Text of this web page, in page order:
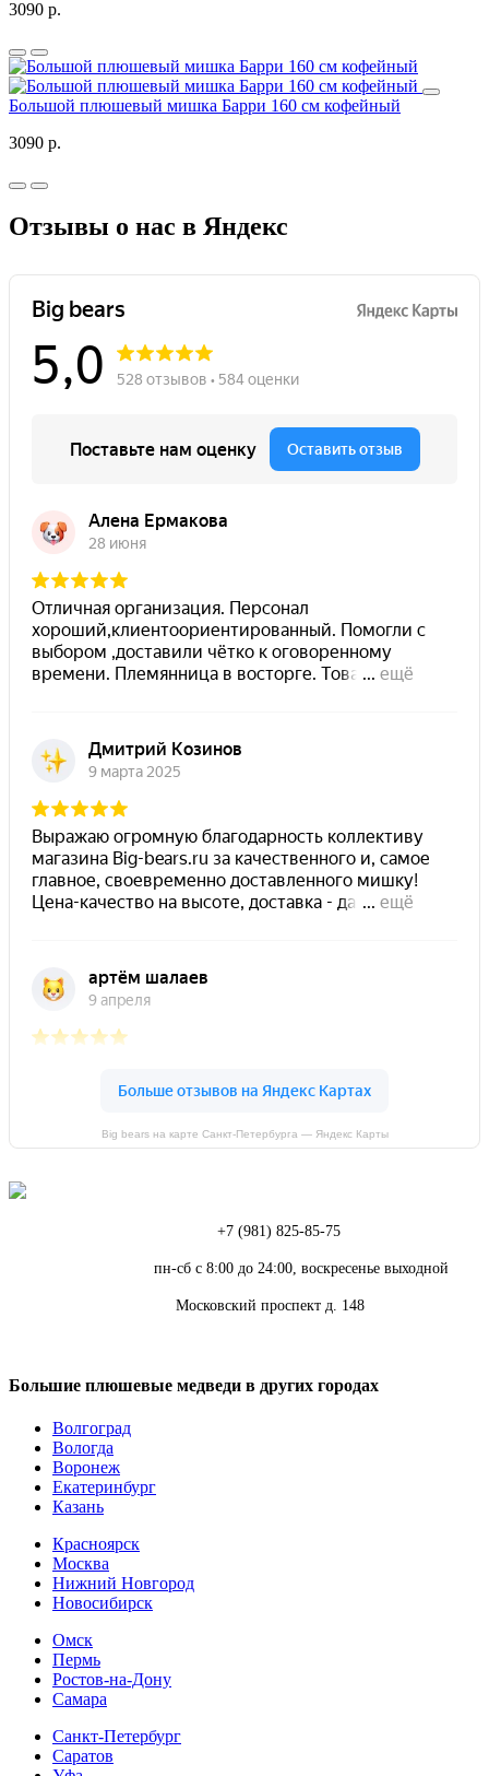
3090 р.
Большой плюшевый мишка Барри 160 см кофейный
3090 р.
Отзывы о нас в Яндекс
Big bears на карте Санкт‑Петербурга — Яндекс Карты
+7 (981) 825-85-75
пн-сб с 8:00 до 24:00, воскресенье выходной
Московский проспект д. 148
Большие плюшевые медведи в других городах
Волгоград
Вологда
Воронеж
Екатеринбург
Казань
Красноярск
Москва
Нижний Новгород
Новосибирск
Омск
Пермь
Ростов-на-Дону
Самара
Санкт-Петербург
Саратов